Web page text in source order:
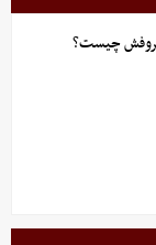
چیست؟